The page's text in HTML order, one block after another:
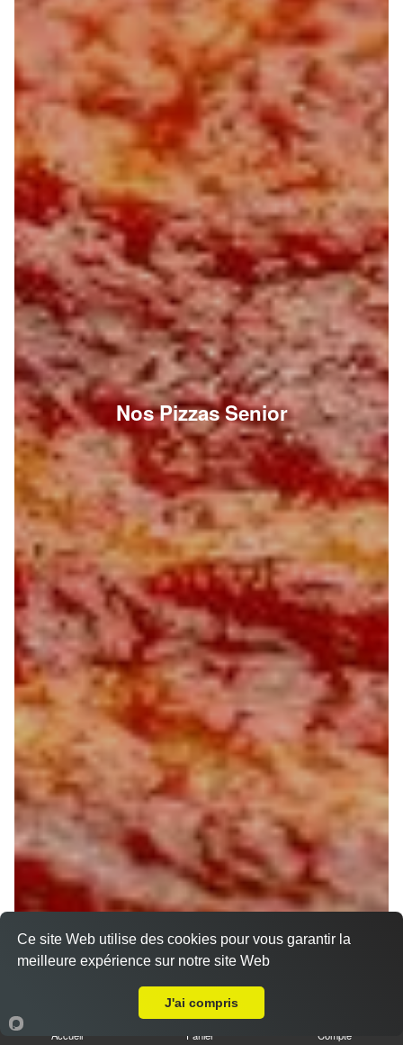
Nos Pizzas Senior
Accueil Panier Compte
Ce site Web utilise des cookies pour vous garantir la
meilleure expérience sur notre site Web
J'ai compris